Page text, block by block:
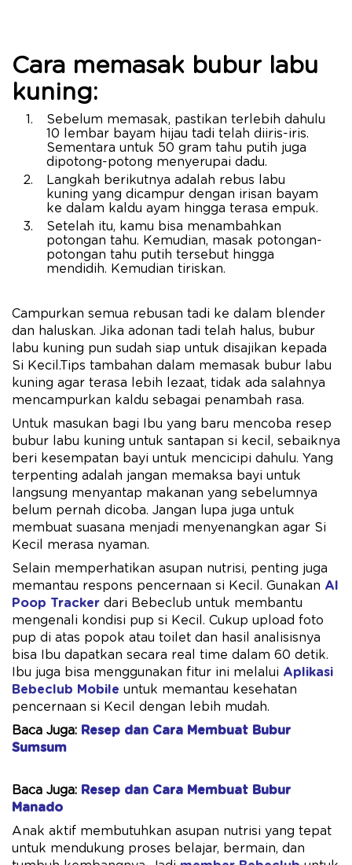
Cara memasak bubur labu
kuning:
Sebelum memasak, pastikan terlebih dahulu
10 lembar bayam hijau tadi telah diiris-iris.
Sementara untuk 50 gram tahu putih juga
dipotong-potong menyerupai dadu.
Langkah berikutnya adalah rebus labu
kuning yang dicampur dengan irisan bayam
ke dalam kaldu ayam hingga terasa empuk.
Setelah itu, kamu bisa menambahkan
potongan tahu. Kemudian, masak potongan-
potongan tahu putih tersebut hingga
mendidih. Kemudian tiriskan.
Campurkan semua rebusan tadi ke dalam blender
dan haluskan. Jika adonan tadi telah halus, bubur
labu kuning pun sudah siap untuk disajikan kepada
Si Kecil.Tips tambahan dalam memasak bubur labu
kuning agar terasa lebih lezaat, tidak ada salahnya
mencampurkan kaldu sebagai penambah rasa.
Untuk masukan bagi Ibu yang baru mencoba resep
bubur labu kuning untuk santapan si kecil, sebaiknya
beri kesempatan bayi untuk mencicipi dahulu. Yang
terpenting adalah jangan memaksa bayi untuk
langsung menyantap makanan yang sebelumnya
belum pernah dicoba. Jangan lupa juga untuk
membuat suasana menjadi menyenangkan agar Si
Kecil merasa nyaman.
Selain memperhatikan asupan nutrisi, penting juga
memantau respons pencernaan si Kecil. Gunakan AI
Poop Tracker dari Bebeclub untuk membantu
mengenali kondisi pup si Kecil. Cukup upload foto
pup di atas popok atau toilet dan hasil analisisnya
bisa Ibu dapatkan secara real time dalam 60 detik.
Ibu juga bisa menggunakan fitur ini melalui Aplikasi
Bebeclub Mobile untuk memantau kesehatan
pencernaan si Kecil dengan lebih mudah.
Baca Juga: Resep dan Cara Membuat Bubur
Sumsum
Baca Juga: Resep dan Cara Membuat Bubur
Manado
Anak aktif membutuhkan asupan nutrisi yang tepat
untuk mendukung proses belajar, bermain, dan